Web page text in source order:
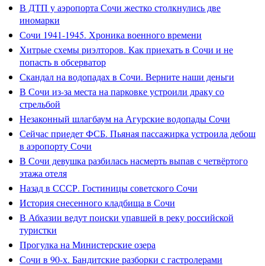
В ДТП у аэропорта Сочи жестко столкнулись две
иномарки
Сочи 1941-1945. Хроника военного времени
Хитрые схемы риэлторов. Как приехать в Сочи и не
попасть в обсерватор
Скандал на водопадах в Сочи. Верните наши деньги
В Сочи из-за места на парковке устроили драку со
стрельбой
Незаконный шлагбаум на Агурские водопады Сочи
Сейчас приедет ФСБ. Пьяная пассажирка устроила дебош
в аэропорту Сочи
В Сочи девушка разбилась насмерть выпав с четвёртого
этажа отеля
Назад в СССР. Гостиницы советского Сочи
История снесенного кладбища в Сочи
В Абхазии ведут поиски упавшей в реку российской
туристки
Прогулка на Министерские озера
Сочи в 90-х. Бандитские разборки с гастролерами